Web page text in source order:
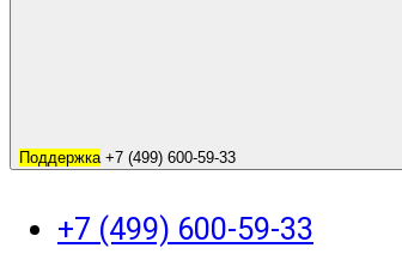
Поддержка+7 (499) 600-59-33
+7 (499) 600-59-33